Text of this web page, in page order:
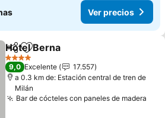
Ver precios
CompartirAgregar a favoritos
Hotel Berna
4 Estrellas
9,0 Excelente
17.557
a 0.3 km de: Estación central de tren de
Milán
Bar de cócteles con paneles de madera